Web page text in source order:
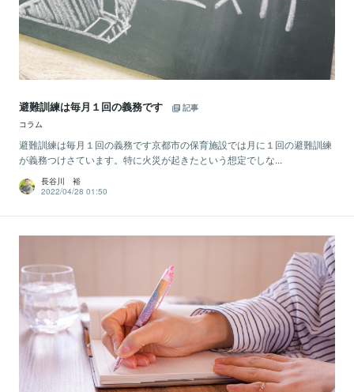
避難訓練は毎月１回の義務です
記事
コラム
避難訓練は毎月１回の義務です京都市の保育施設では月に１回の避難訓練
が義務つけさています。特に火災が起きたという想定でしな...
長谷川 裕
2022/04/28 01:50